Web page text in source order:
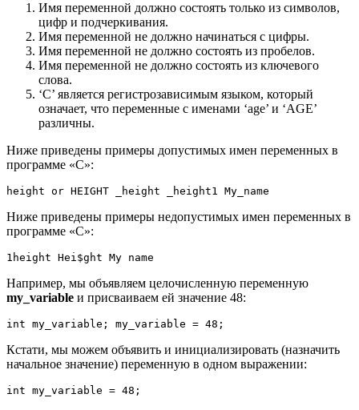
Имя переменной должно состоять только из символов,
цифр и подчеркивания.
Имя переменной не должно начинаться с цифры.
Имя переменной не должно состоять из пробелов.
Имя переменной не должно состоять из ключевого
слова.
‘C’ является регистрозависимым языком, который
означает, что переменные с именами ‘age’ и ‘AGE’
различны.
Ниже приведены примеры допустимых имен переменных в
программе «C»:
height or HEIGHT _height _height1 My_name
Ниже приведены примеры недопустимых имен переменных в
программе «C»:
1height Hei$ght My name
Например, мы объявляем целочисленную переменную
my_variable и присваиваем ей значение 48:
int my_variable; my_variable = 48;
Кстати, мы можем объявить и инициализировать (назначить
начальное значение) переменную в одном выражении:
int my_variable = 48;